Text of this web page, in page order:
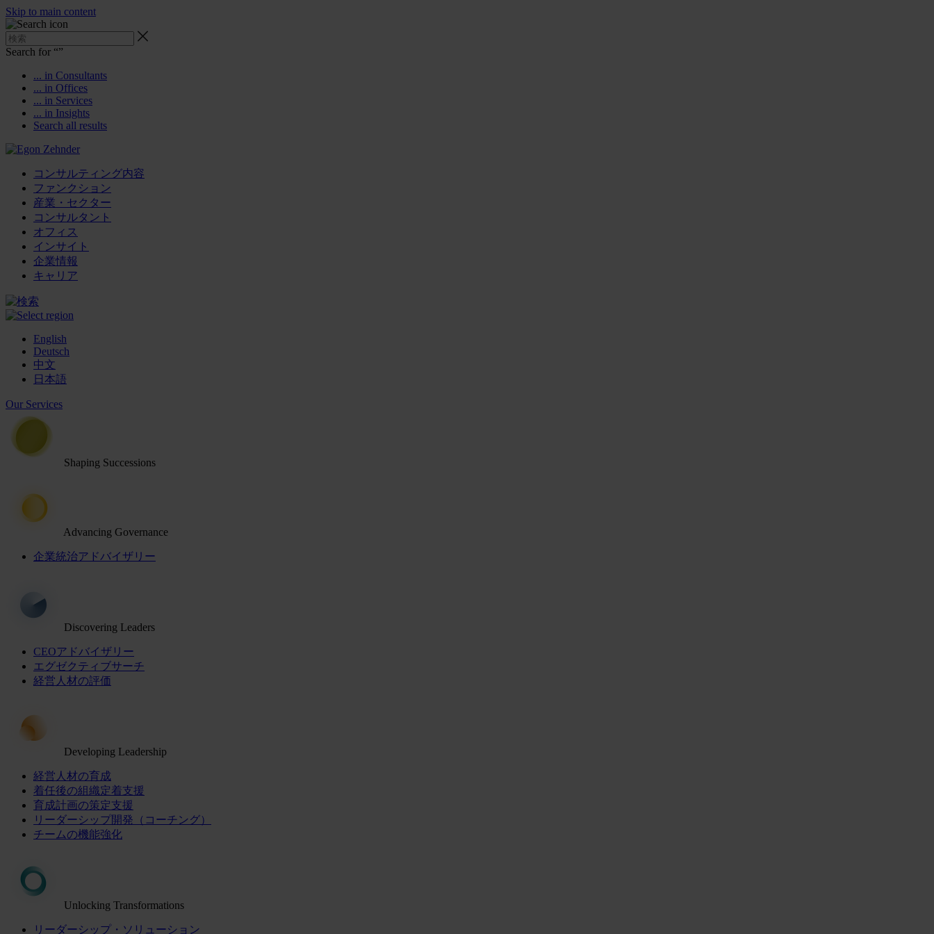
Skip to main content
Search for “”
... in Consultants
... in Offices
... in Services
... in Insights
Search all results
コンサルティング内容
ファンクション
産業・セクター
コンサルタント
オフィス
インサイト
企業情報
キャリア
English
Deutsch
中文
日本語
Our Services
Shaping Successions
Advancing Governance
企業統治アドバイザリー
Discovering Leaders
CEOアドバイザリー
エグゼクティブサーチ
経営人材の評価
Developing Leadership
経営人材の育成
着任後の組織定着支援
育成計画の策定支援
リーダーシップ開発（コーチング）
チームの機能強化
Unlocking Transformations
リーダーシップ・ソリューション